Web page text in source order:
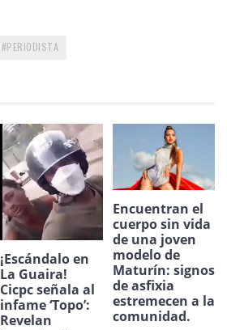
PERIODISTA
¡Escándalo en
La Guaira!
Cicpc señala al
infame ‘Topo’:
Revelan
Encuentran el
cuerpo sin vida
de una joven
modelo de
Maturín: signos
de asfixia
estremecen a la
comunidad.